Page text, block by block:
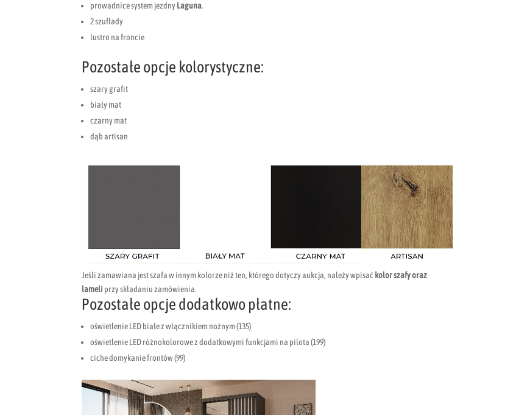
prowadnice system jezdnyLaguna.
2 szuflady
lustro na froncie
Pozostałe opcje kolorystyczne:
szary grafit
biały mat
czarny mat
dąb artisan
Jeśli zamawiana jest szafa w innym kolorze niż ten, którego dotyczy aukcja, należy wpisaćkolor szafy oraz
lameli przy składaniu zamówienia.
Pozostałe opcje dodatkowo płatne:
oświetlenie LED białe z włącznikiem nożnym (135)
oświetlenie LED różnokolorowe z dodatkowymi funkcjami na pilota (199)
ciche domykanie frontów (99)